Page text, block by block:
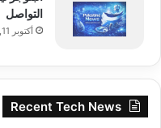
التواصل
أكتوبر 11, 2024
Recent Tech News